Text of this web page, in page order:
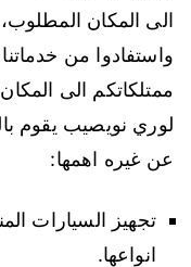
الى المكان المطلوب،
واستفادوا من
ممتلكاتكم الى
لوري نويصيب يقوم
عن غيره اهمها:
تجهيز السيارات
انواعها.